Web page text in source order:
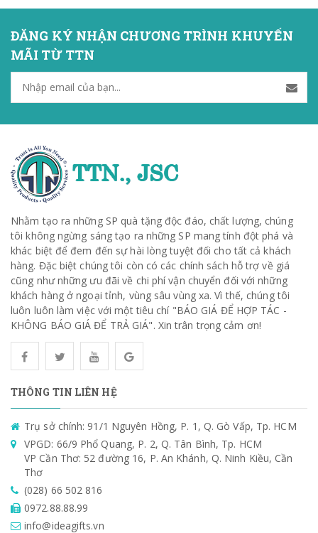
ĐĂNG KÝ NHẬN CHƯƠNG TRÌNH KHUYẾN
MÃI TỪ TTN
Nhằm tạo ra những SP quà tặng độc đáo, chất lượng, chúng
tôi không ngừng sáng tạo ra những SP mang tính đột phá và
khác biệt để đem đến sự hài lòng tuyệt đối cho tất cả khách
hàng. Đặc biệt chúng tôi còn có các chính sách hỗ trợ về giá
cũng như những ưu đãi về chi phí vận chuyển đối với những
khách hàng ở ngoại tỉnh, vùng sâu vùng xa. Vì thế, chúng tôi
luôn luôn làm việc với một tiêu chí "BÁO GIÁ ĐỂ HỢP TÁC -
KHÔNG BÁO GIÁ ĐỂ TRẢ GIÁ". Xin trân trọng cảm ơn!
THÔNG TIN LIÊN HỆ
Trụ sở chính: 91/1 Nguyên Hồng, P. 1, Q. Gò Vấp, Tp. HCM
VPGD: 66/9 Phổ Quang, P. 2, Q. Tân Bình, Tp. HCM
VP Cần Thơ: 52 đường 16, P. An Khánh, Q. Ninh Kiều, Cần
Thơ
(028) 66 502 816
0972.88.88.99
info@ideagifts.vn